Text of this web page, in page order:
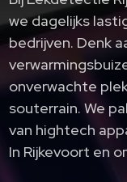
we dagelijks
bedrijven.​ Denk
onverwachte
souterrain.​ We
van hightech
In Rijkevoort en